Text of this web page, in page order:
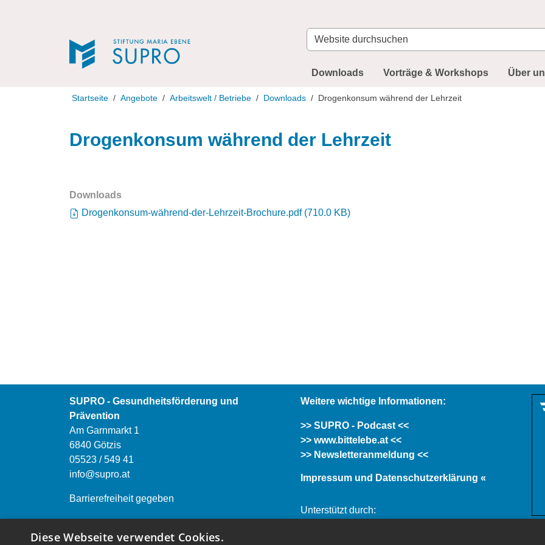
Website
durchsuchen
Downloads Vorträge & Workshops Über
Startseite Angebote Arbeitswelt / Betriebe Downloads Drogenkonsum während der Lehrzeit
Drogenkonsum während der Lehrzeit
Downloads
Drogenkonsum-während-der-Lehrzeit-Brochure.pdf(710.0 KB)
SUPRO - Gesundheitsförderung und
Prävention
Am Garnmarkt 1
6840 Götzis
05523 / 549 41
info@supro.at
Barrierefreiheit gegeben
Montag bis Freitag von 9.00 bis 12.00 Uhr
Weitere wichtige Informationen:
>> SUPRO - Podcast <<
>> www.bittelebe.at <<
>> Newsletteranmeldung <<
Impressum und Datenschutzerklärung «
Unterstützt durch:
Diese Webseite verwendet Cookies.